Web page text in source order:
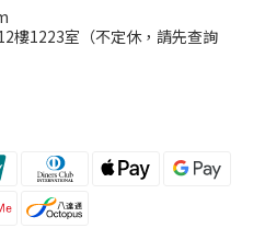
樓1223室（不定休，請先查詢